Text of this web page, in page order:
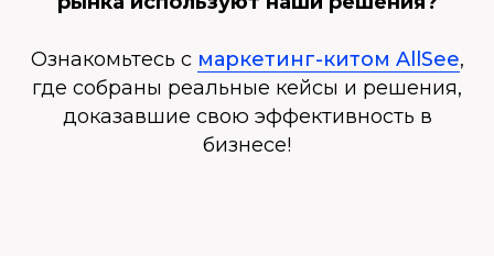
Ознакомьтесь с маркетинг-китом AllSee,
где собраны реальные кейсы и решения,
доказавшие свою эффективность в
бизнесе!